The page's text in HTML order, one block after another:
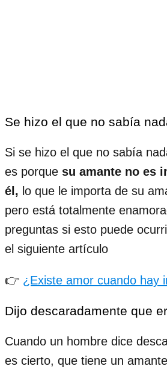
Se hizo el que no sabía
Si se hizo el que no sabía
es porque su amante no es
él, lo que le importa de su
pero está totalmente
preguntas si esto puede
el siguiente artículo
👉 ¿Existe amor cuando hay
Dijo descaradamente que
Cuando un hombre dice
es cierto, que tiene un